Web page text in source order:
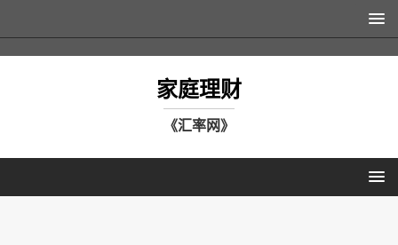
家庭理财
《汇率网》